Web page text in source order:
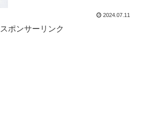
2024.07.11
スポンサーリンク